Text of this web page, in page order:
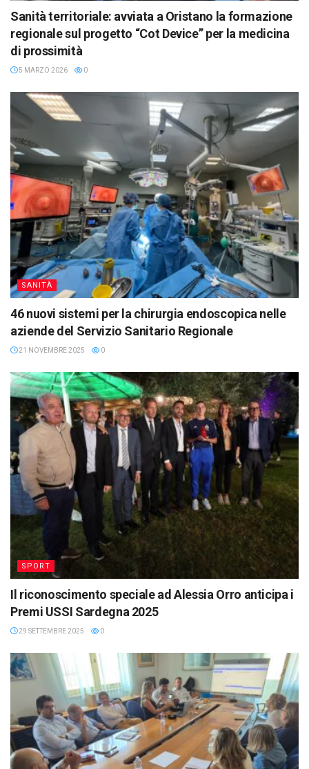
Sanità territoriale: avviata a Oristano la formazione
regionale sul progetto “Cot Device” per la medicina
di prossimità
5 MARZO 2026 0
SANITÀ
46 nuovi sistemi per la chirurgia endoscopica nelle
aziende del Servizio Sanitario Regionale
21 NOVEMBRE 2025 0
SPORT
Il riconoscimento speciale ad Alessia Orro anticipa i
Premi USSI Sardegna 2025
29 SETTEMBRE 2025 0